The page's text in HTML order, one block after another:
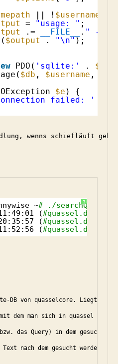
|| ! $username
= "usage: " ;
.= __FILE__ . " -h
( $output . "\n" );
PDO( 'sqlite:' .
$db , $username ,
$e ) {
failed: '
wenns schiefläuft
?
~# ./
(#quassel.de)
(#quassel.de)
(#quassel.de)
DB von quasselcore. Liegt
dem man sich in quassel
das Query) in dem gesucht
Text nach dem gesucht werden